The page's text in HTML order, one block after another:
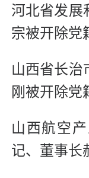
河北省发展
宗被开除党
山西省长治
刚被开除党
山西航空
记、董事长